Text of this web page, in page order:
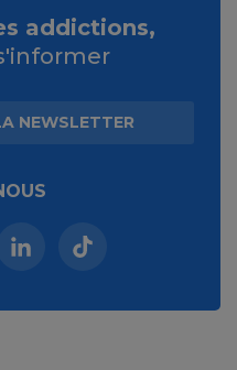
addictions,
NEWSLETTER
fenêtre)
(nouvelle fenêtre)
Linkedin (nouvelle
Tiktok (nouvelle